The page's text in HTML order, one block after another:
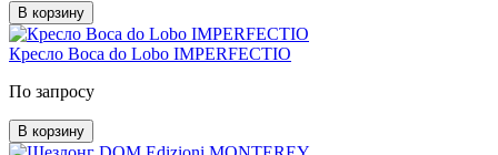
В корзину
Кресло Boca do Lobo IMPERFECTIO
По запросу
В корзину